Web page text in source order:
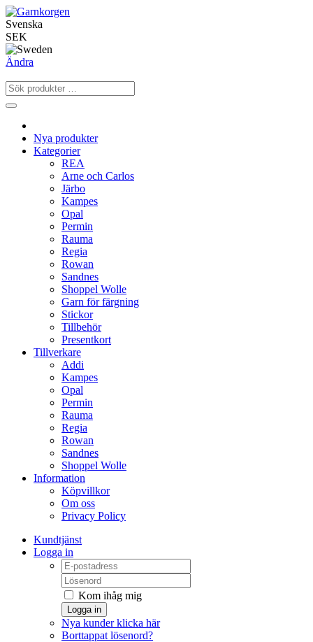
Svenska
SEK
Ändra
Nya produkter
Kategorier
REA
Arne och Carlos
Järbo
Kampes
Opal
Permin
Rauma
Regia
Rowan
Sandnes
Shoppel Wolle
Garn för färgning
Stickor
Tillbehör
Presentkort
Tillverkare
Addi
Kampes
Opal
Permin
Rauma
Regia
Rowan
Sandnes
Shoppel Wolle
Information
Köpvillkor
Om oss
Privacy Policy
Kundtjänst
Logga in
Kom ihåg mig
Logga in
Nya kunder klicka här
Borttappat lösenord?